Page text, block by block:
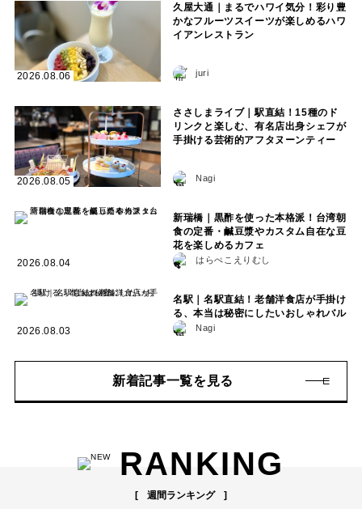
2026.08.06
久屋大通｜まるでハワイ気分！彩り豊
かなフルーツスイーツが楽しめるハワ
イアンレストラン
juri
2026.08.05
ささしまライブ｜駅直結！15種のド
リンクと楽しむ、有名店出身シェフが
手掛ける芸術的アフタヌーンティー
Nagi
2026.08.04
新瑞橋｜黒酢を使った本格派！台湾朝
食の定番・鹹豆漿やカスタム自在な豆
花を楽しめるカフェ
はらぺこえりむし
2026.08.03
名駅｜名駅直結！老舗洋食店が手掛け
る、本当は秘密にしたいおしゃれバル
Nagi
新着記事一覧を見る
RANKING
週間ランキング